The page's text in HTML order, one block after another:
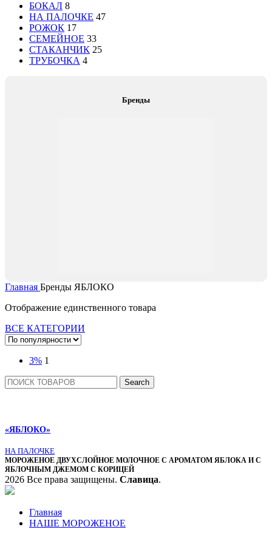
БОКАЛ 8
НА ПАЛОЧКЕ 47
РОЖОК 17
СЕМЕЙНОЕ 33
СТАКАНЧИК 25
ТРУБОЧКА 4
Бренды
Главная Бренды ЯБЛОКО
Отображение единственного товара
ВСЕ КАТЕГОРИИ
3% 1
Search
«ЯБЛОКО»
НА ПАЛОЧКЕ
МОРОЖЕНОЕ ДВУХСЛОЙНОЕ МОЛОЧНОЕ С АРОМАТОМ ЯБЛОКА И С
ЯБЛОЧНЫМ ДЖЕМОМ С КОРИЦЕЙ
2026 Все права защищены. Славица.
Главная
НАШЕ МОРОЖЕНОЕ